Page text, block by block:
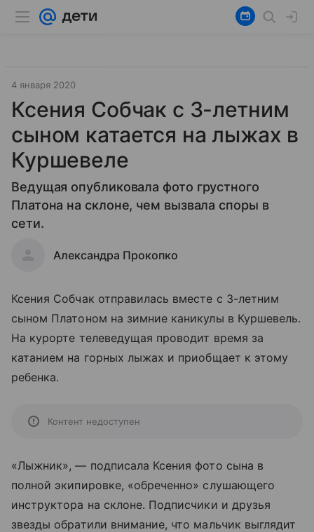
4 января 2020
Ксения Собчак с 3-летним
сыном катается на лыжах в
Куршевеле
Ведущая опубликовала фото грустного
Платона на склоне, чем вызвала споры в
сети.
Александра Прокопко
Ксения Собчак отправилась вместе с 3-летним
сыном Платоном на зимние каникулы в Куршевель.
На курорте телеведущая проводит время за
катанием на горных лыжах и приобщает к этому
ребенка.
Контент недоступен
«Лыжник», — подписала Ксения фото сына в
полной экипировке, «обреченно» слушающего
инструктора на склоне. Подписчики и друзья
звезды обратили внимание, что мальчик выглядит